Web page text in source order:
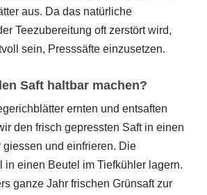
aus. Da das natürliche
Teezubereitung oft zerstört wird,
sein, Presssäfte einzusetzen.
Saft haltbar machen?
ernten und entsaften
den frisch gepressten Saft in einen
giessen und einfrieren. Die
in einen Beutel im Tiefkühler lagern.
ganze Jahr frischen Grünsaft zur